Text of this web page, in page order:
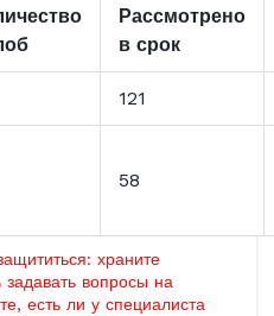
Рассмотрено
в срок
121
58
храните
задавать вопросы на
есть ли у специалиста